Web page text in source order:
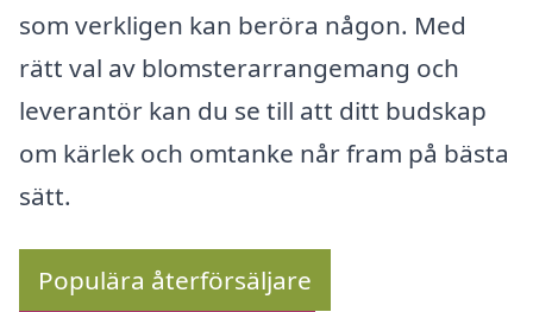
som verkligen kan beröra någon. Med
rätt val av blomsterarrangemang och
leverantör kan du se till att ditt budskap
om kärlek och omtanke når fram på bästa
sätt.
Populära återförsäljare